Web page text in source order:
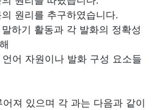
원리를 추구하였습니다.
하기 활동과 각 발화의 정확성
어 자원이나 발화 구성 요소들
져 있으며 각 과는 다음과 같이